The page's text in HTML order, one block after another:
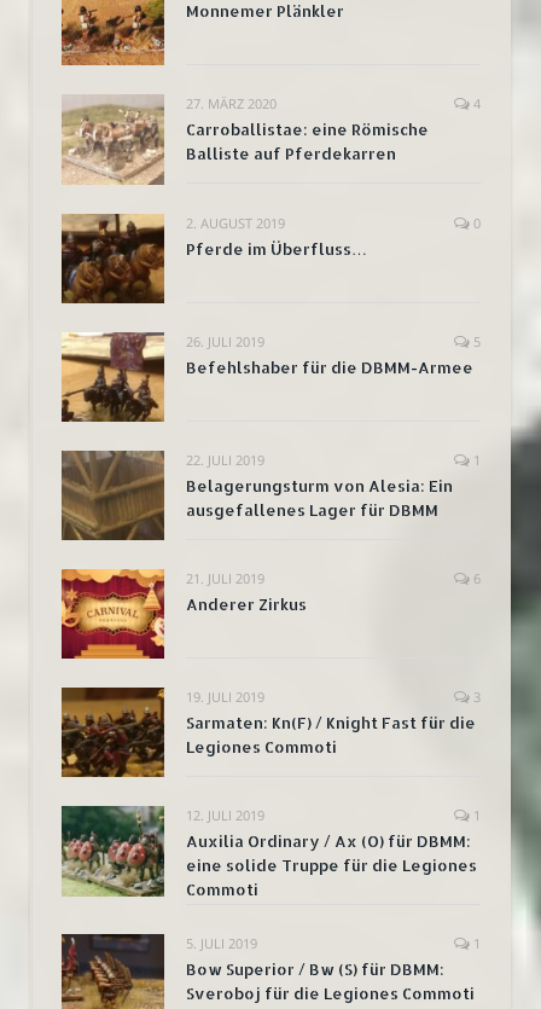
Monnemer Plänkler
27. MÄRZ 2020 4
Carroballistae: eine Römische
Balliste auf Pferdekarren
2. AUGUST 2019 0
Pferde im Überfluss…
26. JULI 2019 5
Befehlshaber für die DBMM-Armee
22. JULI 2019 1
Belagerungsturm von Alesia: Ein
ausgefallenes Lager für DBMM
21. JULI 2019 6
Anderer Zirkus
19. JULI 2019 3
Sarmaten: Kn(F) / Knight Fast für die
Legiones Commoti
12. JULI 2019 1
Auxilia Ordinary / Ax (O) für DBMM:
eine solide Truppe für die Legiones
Commoti
5. JULI 2019 1
Bow Superior / Bw (S) für DBMM:
Sveroboj für die Legiones Commoti